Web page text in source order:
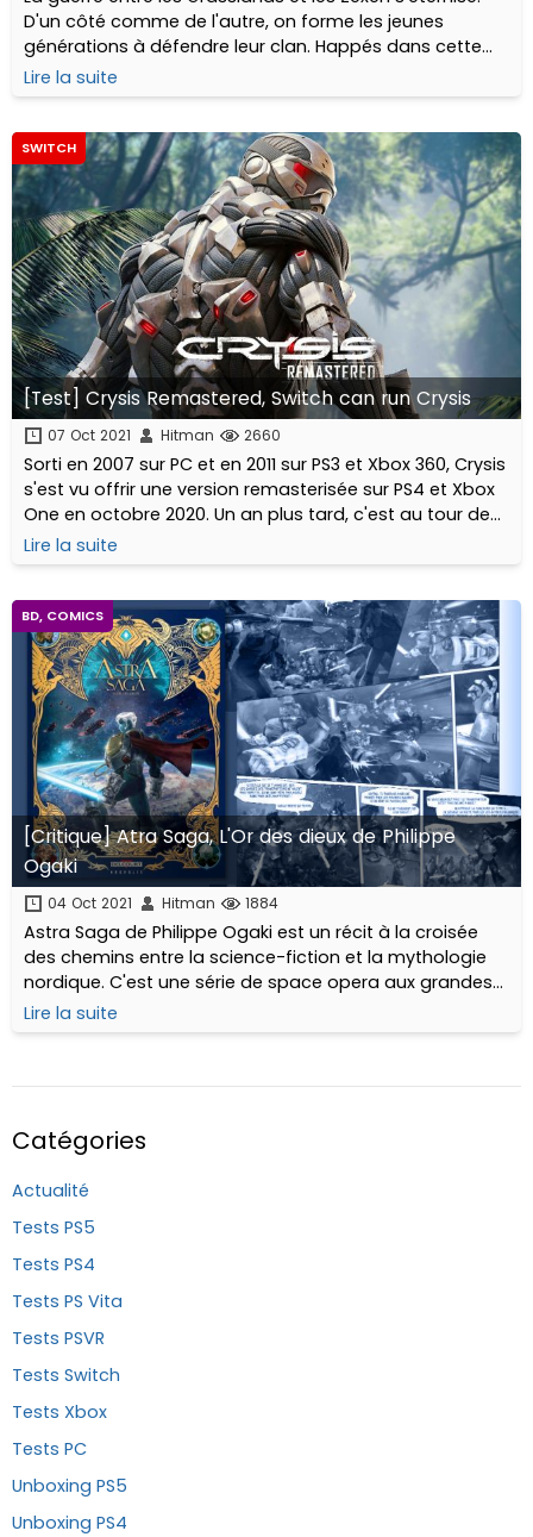
D'un côté comme de l'autre, on forme les jeunes
générations à défendre leur clan. Happés dans cette
guerre sans fin, la frêle Chris et le jeune Hugo vont
devoir se battre jusqu'à la mort.
Lire la suite
SWITCH
[Test] Crysis Remastered, Switch can run Crysis
07 Oct 2021 Hitman 2660
Sorti en 2007 sur PC et en 2011 sur PS3 et Xbox 360, Crysis
s'est vu offrir une version remasterisée sur PS4 et Xbox
One en octobre 2020. Un an plus tard, c'est au tour de
la console de Nintendo de recevoir la nano-
combinaison et de répondre...
Lire la suite
BD, COMICS
[Critique] Atra Saga, L'Or des dieux de Philippe
Ogaki
04 Oct 2021 Hitman 1884
Astra Saga de Philippe Ogaki est un récit à la croisée
des chemins entre la science-fiction et la mythologie
nordique. C'est une série de space opera aux grandes
ambitions graphiques bénéficiant d'un contenu
encyclopédique en réalité augmentée.
Lire la suite
Catégories
Actualité
Tests PS5
Tests PS4
Tests PS Vita
Tests PSVR
Tests Switch
Tests Xbox
Tests PC
Unboxing PS5
Unboxing PS4